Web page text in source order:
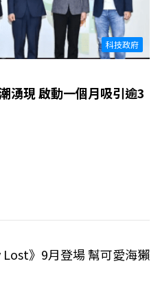
科技政府
湧現 啟動一個月吸引逾3
》9月登場 幫可愛海獺